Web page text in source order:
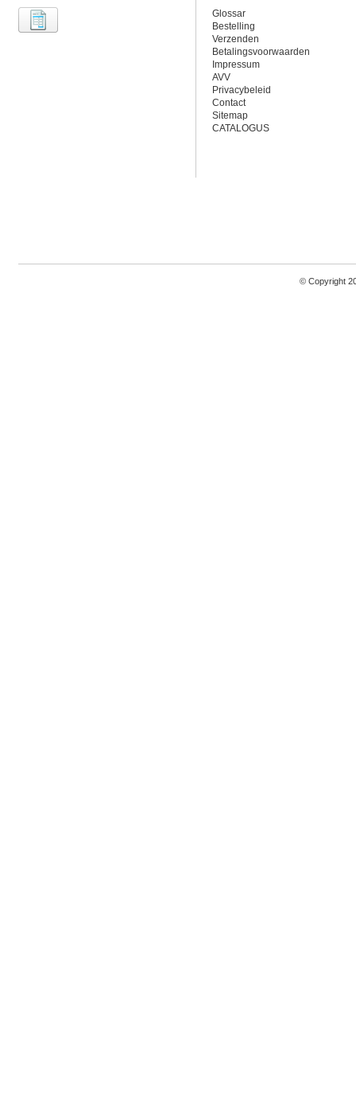
Glossar
Bestelling
Verzenden
Betalingsvoorwaarden
Impressum
AVV
Privacybeleid
Contact
Sitemap
CATALOGUS
© Copyright